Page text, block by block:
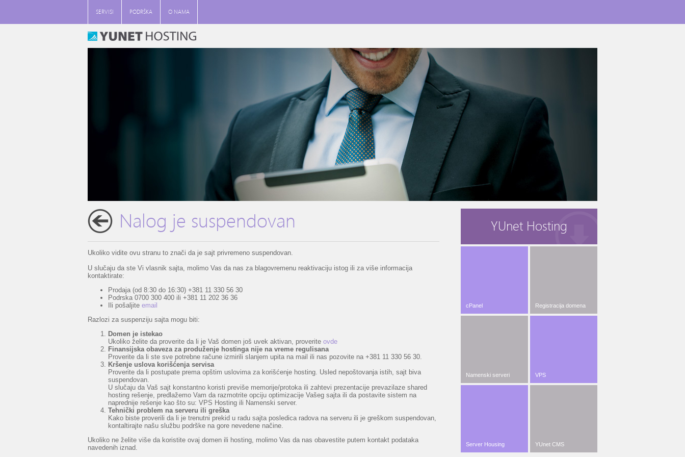
SERVISI PODRŠKA O NAMA
Nalog je suspendovan
Ukoliko vidite ovu stranu to znači da je sajt privremeno suspendovan.
U slučaju da ste Vi vlasnik sajta, molimo Vas da nas za blagovremenu reaktivaciju istog ili za više informacija
kontaktirate:
Prodaja (od 8:30 do 16:30) +381 11 330 56 30
Podrska 0700 300 400 ili +381 11 202 36 36
Ili pošaljite email
Razlozi za suspenziju sajta mogu biti:
Domen je istekao
Ukoliko želite da proverite da li je Vaš domen još uvek aktivan, proverite ovde
Finansijska obaveza za produženje hostinga nije na vreme regulisana
Proverite da li ste sve potrebne račune izmirili slanjem upita na mail ili nas pozovite na +381 11 330 56 30.
Kršenje uslova korišćenja servisa
Proverite da li postupate prema opštim uslovima za korišćenje hosting. Usled nepoštovanja istih, sajt biva
suspendovan.
U slučaju da Vaš sajt konstantno koristi previše memorije/protoka ili zahtevi prezentacije prevazilaze shared
hosting rešenje, predlažemo Vam da razmotrite opciju optimizacije Vašeg sajta ili da postavite sistem na
naprednije rešenje kao što su: VPS Hosting ili Namenski server.
Tehnički problem na serveru ili greška
Kako biste proverili da li je trenutni prekid u radu sajta posledica radova na serveru ili je greškom suspendovan,
kontaltirajte našu službu podrške na gore nevedene načine.
Ukoliko ne želite više da koristite ovaj domen ili hosting, molimo Vas da nas obavestite putem kontakt podataka
navedenih iznad.
YUnet Hosting
cPanel Registracija domena
Namenski serveri VPS
Server Housing YUnet CMS